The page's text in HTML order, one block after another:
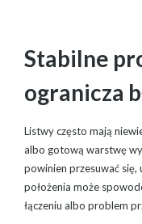
Stabilne
ogranicza
Listwy często mają
albo gotową warstwę
powinien przesuwać się,
położenia może
łączeniu albo problem